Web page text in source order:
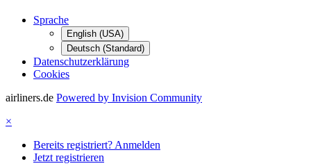
Sprache
English (USA)
Deutsch (Standard)
Datenschutzerklärung
Cookies
airliners.de Powered by Invision Community
×
Bereits registriert? Anmelden
Jetzt registrieren